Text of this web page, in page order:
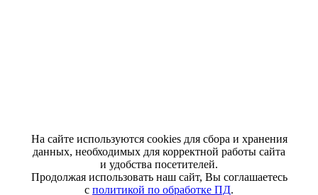
На сайте используются cookies для сбора и хранения
данных, необходимых для корректной работы сайта
и удобства посетителей.
Продолжая использовать наш сайт, Вы соглашаетесь
с политикой по обработке ПД.